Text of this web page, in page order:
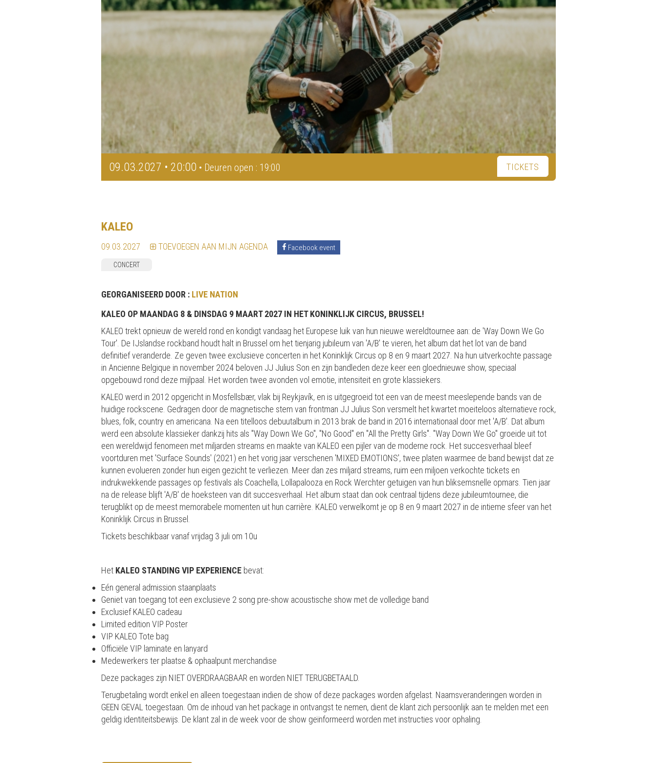
09.03.2027 • 20:00 • Deuren open : 19:00 TICKETS
KALEO
09.03.2027 TOEVOEGEN AAN MIJN AGENDA Facebook event
CONCERT
GEORGANISEERD DOOR : LIVE NATION
KALEO OP MAANDAG 8 & DINSDAG 9 MAART 2027 IN HET KONINKLIJK CIRCUS, BRUSSEL!
KALEO trekt opnieuw de wereld rond en kondigt vandaag het Europese luik van hun nieuwe wereldtournee aan: de 'Way Down We Go
Tour'. De IJslandse rockband houdt halt in Brussel om het tienjarig jubileum van 'A/B' te vieren, het album dat het lot van de band
definitief veranderde. Ze geven twee exclusieve concerten in het Koninklijk Circus op 8 en 9 maart 2027. Na hun uitverkochte passage
in Ancienne Belgique in november 2024 beloven JJ Julius Son en zijn bandleden deze keer een gloednieuwe show, speciaal
opgebouwd rond deze mijlpaal. Het worden twee avonden vol emotie, intensiteit en grote klassiekers.
KALEO werd in 2012 opgericht in Mosfellsbær, vlak bij Reykjavík, en is uitgegroeid tot een van de meest meeslepende bands van de
huidige rockscene. Gedragen door de magnetische stem van frontman JJ Julius Son versmelt het kwartet moeiteloos alternatieve rock,
blues, folk, country en americana. Na een titelloos debuutalbum in 2013 brak de band in 2016 internationaal door met 'A/B'. Dat album
werd een absolute klassieker dankzij hits als "Way Down We Go", "No Good" en "All the Pretty Girls". "Way Down We Go" groeide uit tot
een wereldwijd fenomeen met miljarden streams en maakte van KALEO een pijler van de moderne rock. Het succesverhaal bleef
voortduren met 'Surface Sounds' (2021) en het vorig jaar verschenen 'MIXED EMOTIONS', twee platen waarmee de band bewijst dat ze
kunnen evolueren zonder hun eigen gezicht te verliezen. Meer dan zes miljard streams, ruim een miljoen verkochte tickets en
indrukwekkende passages op festivals als Coachella, Lollapalooza en Rock Werchter getuigen van hun bliksemsnelle opmars. Tien jaar
na de release blijft 'A/B' de hoeksteen van dit succesverhaal. Het album staat dan ook centraal tijdens deze jubileumtournee, die
terugblikt op de meest memorabele momenten uit hun carrière. KALEO verwelkomt je op 8 en 9 maart 2027 in de intieme sfeer van het
Koninklijk Circus in Brussel.
Tickets beschikbaar vanaf vrijdag 3 juli om 10u
Het KALEO STANDING VIP EXPERIENCE bevat:
Eén general admission staanplaats
Geniet van toegang tot een exclusieve 2 song pre-show acoustische show met de volledige band
Exclusief KALEO cadeau
Limited edition VIP Poster
VIP KALEO Tote bag
Officiële VIP laminate en lanyard
Medewerkers ter plaatse & ophaalpunt merchandise
Deze packages zijn NIET OVERDRAAGBAAR en worden NIET TERUGBETAALD.
Terugbetaling wordt enkel en alleen toegestaan indien de show of deze packages worden afgelast. Naamsveranderingen worden in
GEEN GEVAL toegestaan. Om de inhoud van het package in ontvangst te nemen, dient de klant zich persoonlijk aan te melden met een
geldig identiteitsbewijs. De klant zal in de week voor de show geïnformeerd worden met instructies voor ophaling.